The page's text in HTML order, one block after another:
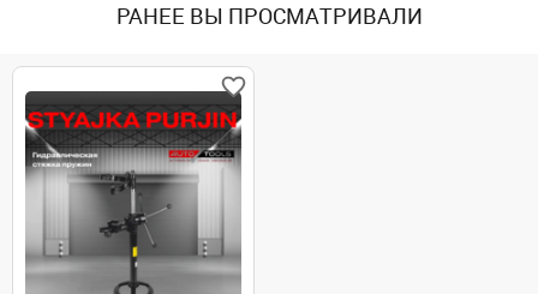
РАНЕЕ ВЫ ПРОСМАТРИВАЛИ